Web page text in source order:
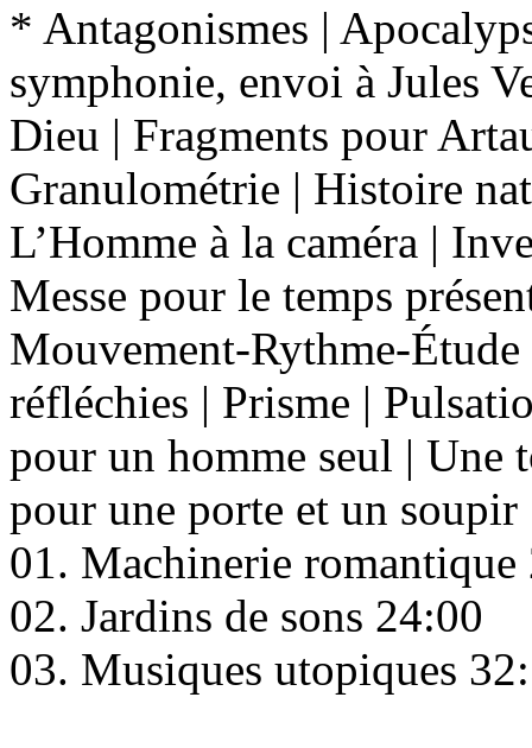
* Antagonismes |
symphonie, envoi à Jules
Dieu | Fragments pour
Granulométrie | Histoire
L’Homme à la caméra |
Messe pour le temps
Mouvement-Rythme-
réfléchies | Prisme |
pour un homme seul | Une
pour une porte et un soupir
01. Machinerie romantique
02. Jardins de sons 24:00
03. Musiques utopiques